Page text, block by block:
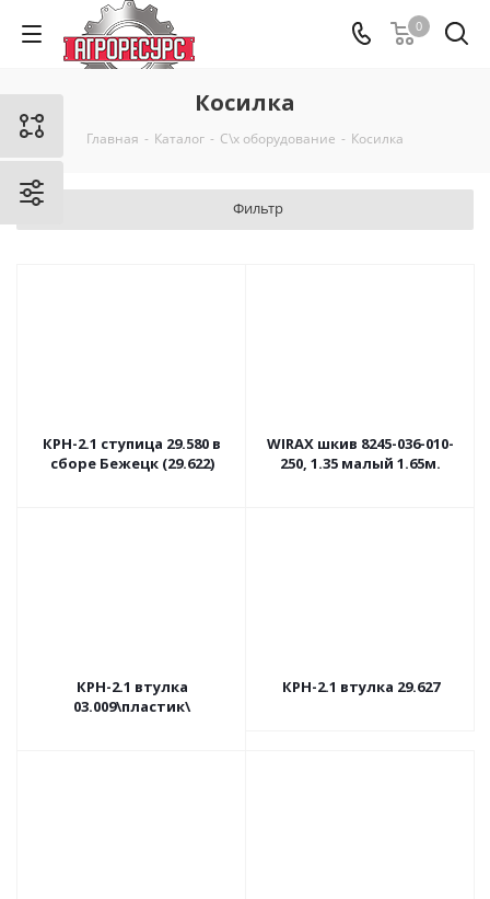
0
Косилка
Главная - Каталог - С\х оборудование - Косилка
Фильтр
КРН-2.1 ступица 29.580 в
сборе Бежецк (29.622)
WIRAX шкив 8245-036-010-
250, 1.35 малый 1.65м.
КРН-2.1 втулка
03.009\пластик\
КРН-2.1 втулка 29.627